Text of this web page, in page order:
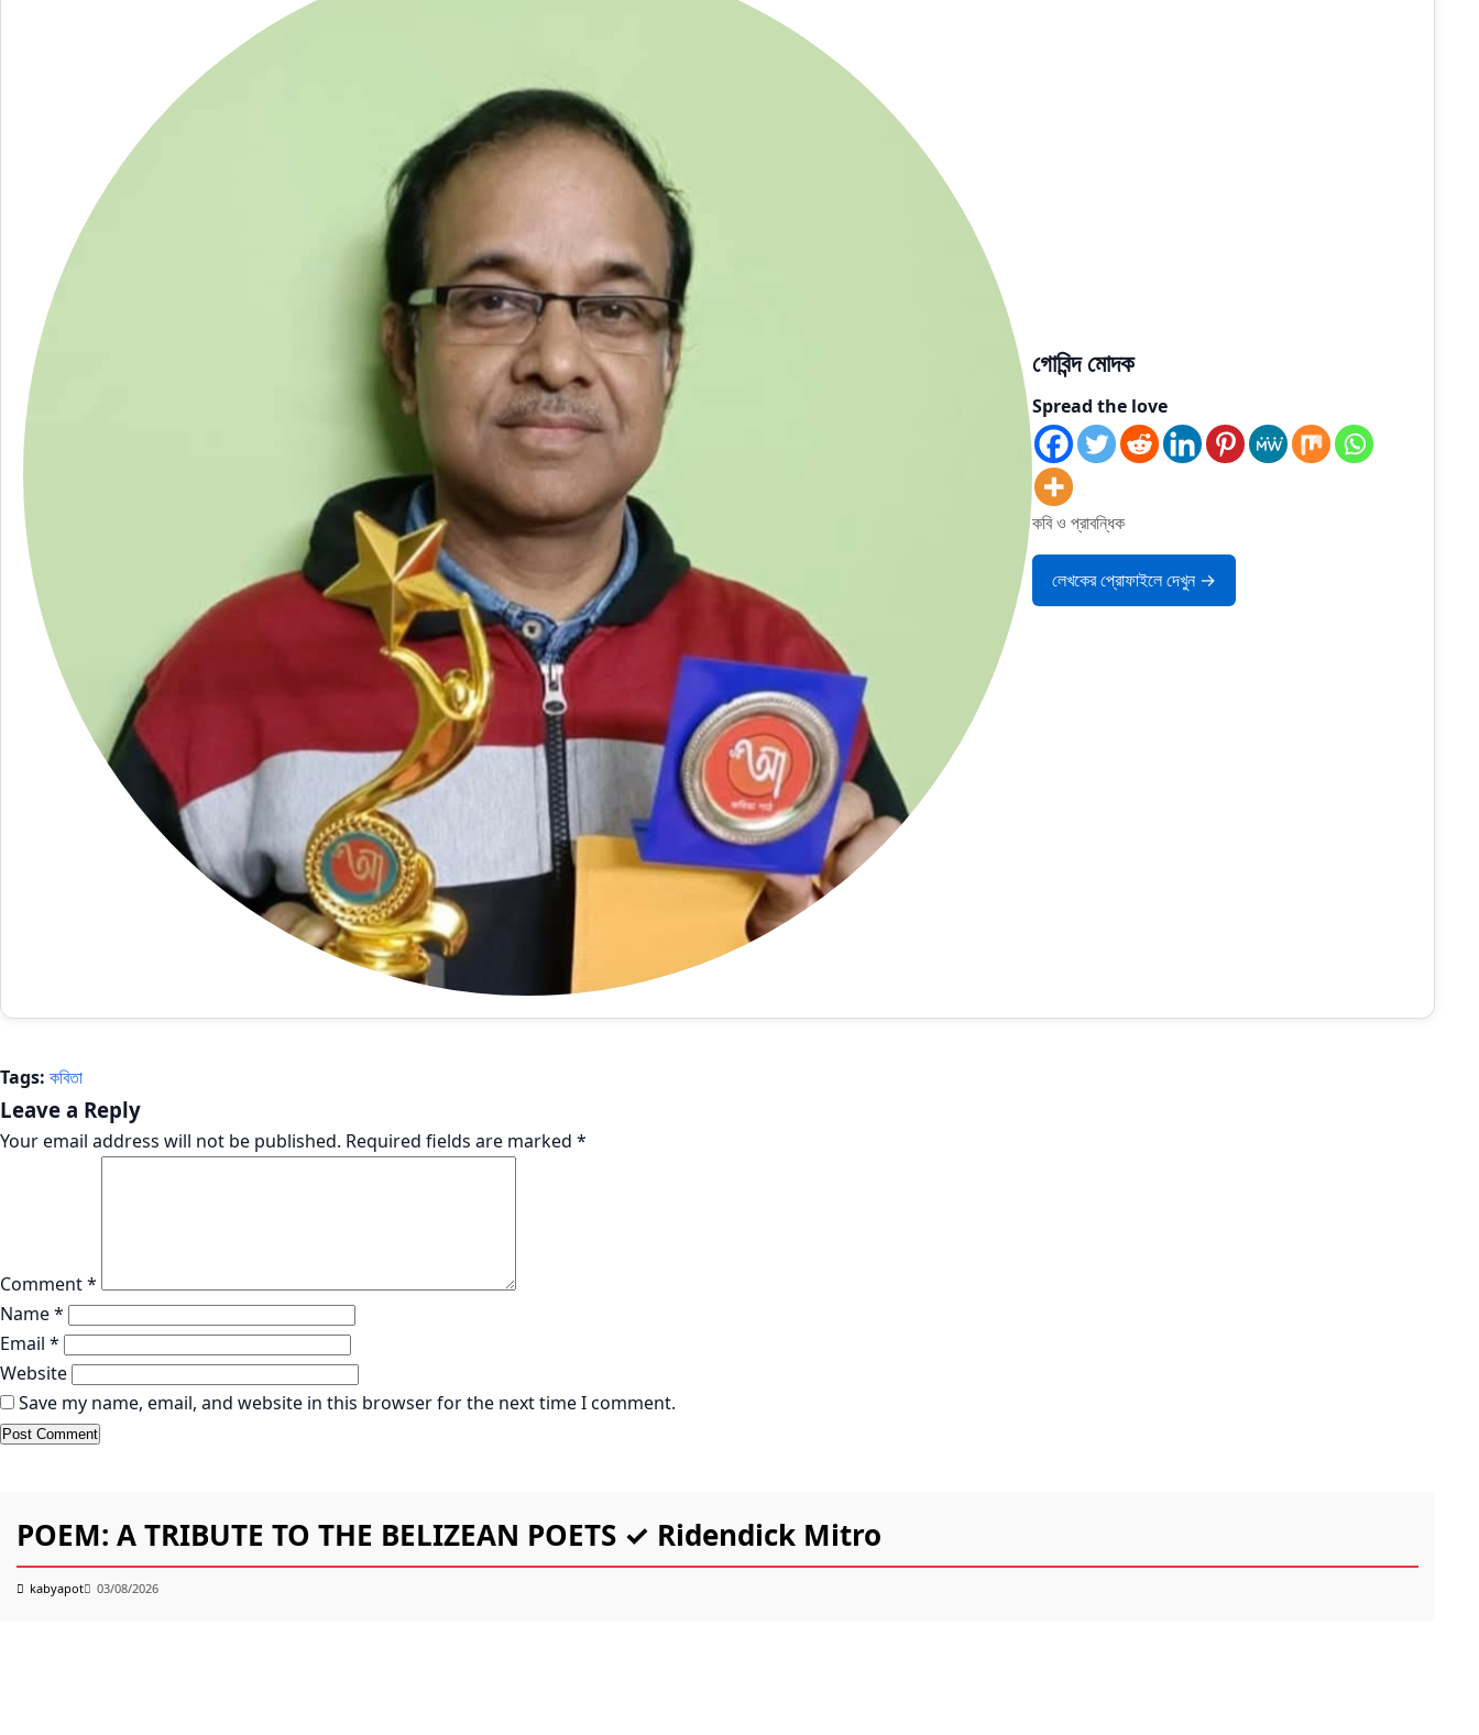
গোবিন্দ মোদক
Spread the love
কবি ও প্রাবন্ধিক
লেখকের প্রোফাইলে দেখুন →
Tags: কবিতা
Leave a Reply
Your email address will not be published. Required fields are marked *
Comment*
Name*
Email *
Website
Save my name, email, and website in this browser for the next time I comment.
POEM: A TRIBUTE TO THE BELIZEAN POETS ✓ Ridendick Mitro
kabyapot 03/08/2026